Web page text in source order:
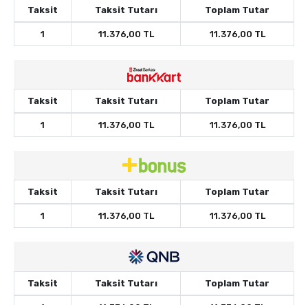
Taksit Taksit Tutarı Toplam Tutar
1 11.376,00 TL 11.376,00 TL
Taksit Taksit Tutarı Toplam Tutar
1 11.376,00 TL 11.376,00 TL
Taksit Taksit Tutarı Toplam Tutar
1 11.376,00 TL 11.376,00 TL
Taksit Taksit Tutarı Toplam Tutar